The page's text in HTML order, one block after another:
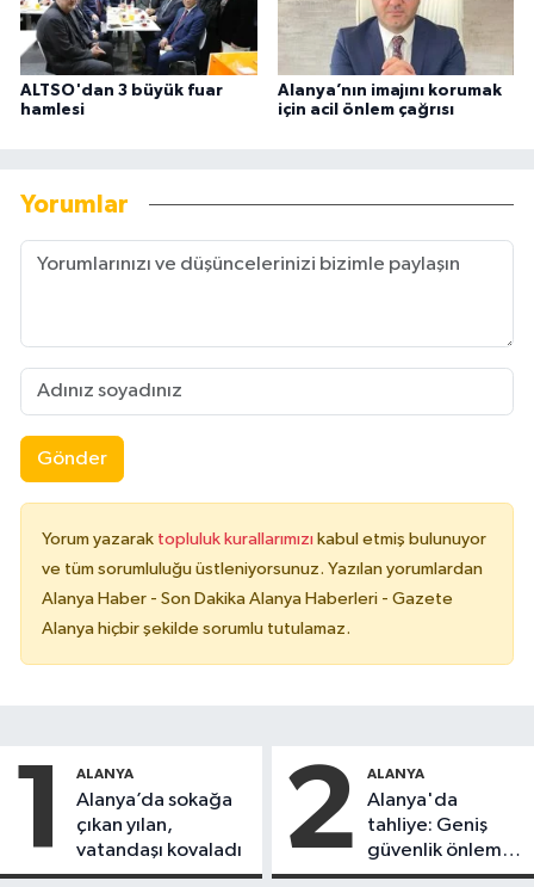
ALTSO'dan 3 büyük fuar
hamlesi
Alanya’nın imajını korumak
için acil önlem çağrısı
Yorumlar
Gönder
Yorum yazarak topluluk kurallarımızı kabul etmiş bulunuyor
ve tüm sorumluluğu üstleniyorsunuz. Yazılan yorumlardan
Alanya Haber - Son Dakika Alanya Haberleri - Gazete
Alanya hiçbir şekilde sorumlu tutulamaz.
1 ALANYA
Alanya’da sokağa
çıkan yılan,
vatandaşı kovaladı
2 ALANYA
Alanya'da
tahliye: Geniş
güvenlik önlemi
alındı